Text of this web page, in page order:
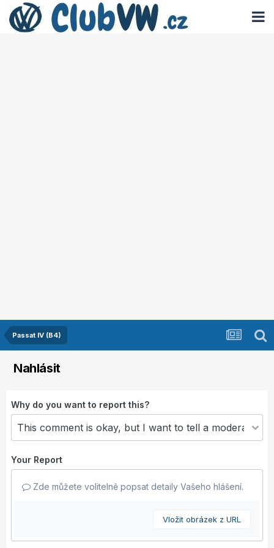
Passat IV (B4)
Nahlásit
Why do you want to report this?
Your Report
Zde můžete volitelně popsat detaily Vašeho hlášení.
Vložit obrázek z URL